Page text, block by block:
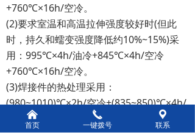
+760℃×16h/空冷。
(2)要求室温和高温拉伸强度较好时(但此
时，持久和蠕变强度降低约10%~15%)采
用：995℃×4h/油冷+845℃×4h/空冷
+760℃×16h/空冷。
(3)焊接件的热处理采用：
(980~1010)℃×2h/空冷+(835~850)℃×4h/
空冷+(750~770)℃×16h/空冷。
(4)成形时变形量大的部件(成形后不要求焊
낀
首页
끅
一键拨号
끇
联系